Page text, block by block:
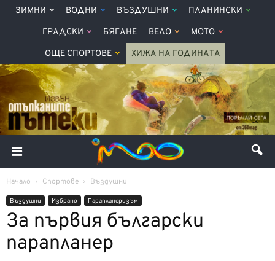
ЗИМНИ ВОДНИ ВЪЗДУШНИ ПЛАНИНСКИ
ГРАДСКИ БЯГАНЕ ВЕЛО МОТО
ОЩЕ СПОРТОВЕ ХИЖА НА ГОДИНАТА
Начало Спортове Въздушни
Въздушни Избрано Парапланеризъм
За първия български
парапланер